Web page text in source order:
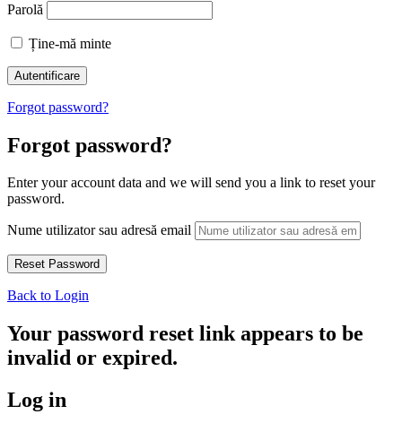
Parolă
Ține-mă minte
Forgot password?
Forgot password?
Enter your account data and we will send you a link to reset your
password.
Nume utilizator sau adresă email
Back to Login
Your password reset link appears to be
invalid or expired.
Log in